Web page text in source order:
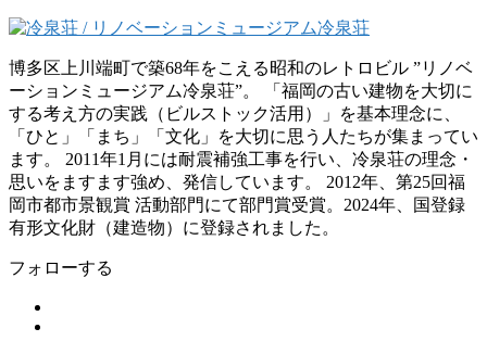
博多区上川端町で築68年をこえる昭和のレトロビル ”リノベ
ーションミュージアム冷泉荘”。 「福岡の古い建物を大切に
する考え方の実践（ビルストック活用）」を基本理念に、
「ひと」「まち」「文化」を大切に思う人たちが集まってい
ます。 2011年1月には耐震補強工事を行い、冷泉荘の理念・
思いをますます強め、発信しています。 2012年、第25回福
岡市都市景観賞 活動部門にて部門賞受賞。2024年、国登録
有形文化財（建造物）に登録されました。
フォローする